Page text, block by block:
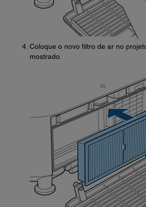
Coloque o novo filtro de ar no
mostrado.